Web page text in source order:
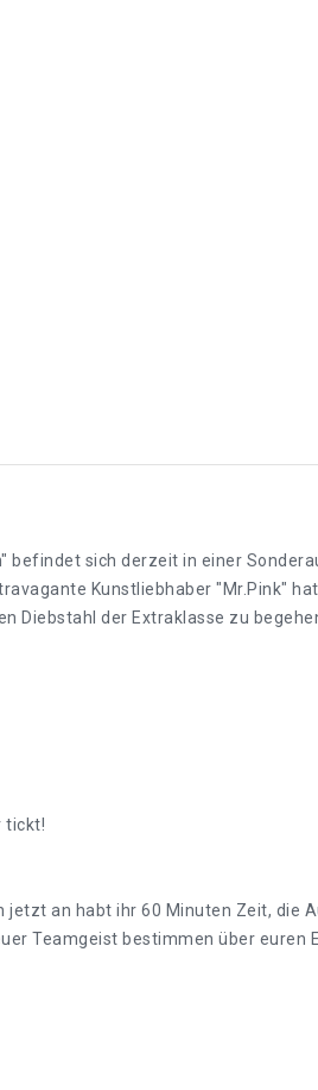
sich derzeit in einer
Kunstliebhaber "Mr.Pink"
der Extraklasse zu
tickt!
an habt ihr 60 Minuten Zeit, die
Teamgeist bestimmen über euren